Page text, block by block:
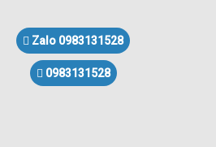
Zalo 0983131528
0983131528